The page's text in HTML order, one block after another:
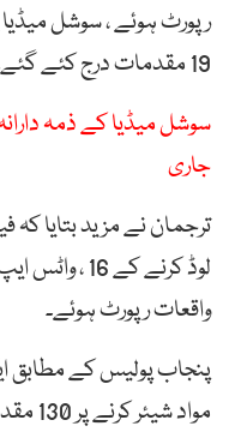
رپورٹ ہوئے ، سوشل میڈیا
19 مقدمات درج کئے گئے۔
سوشل میڈیا کے ذمہ
جاری
ترجمان نے مزید بتایا
واقعات رپورٹ ہوئے۔
پنجاب پولیس کے مطابق